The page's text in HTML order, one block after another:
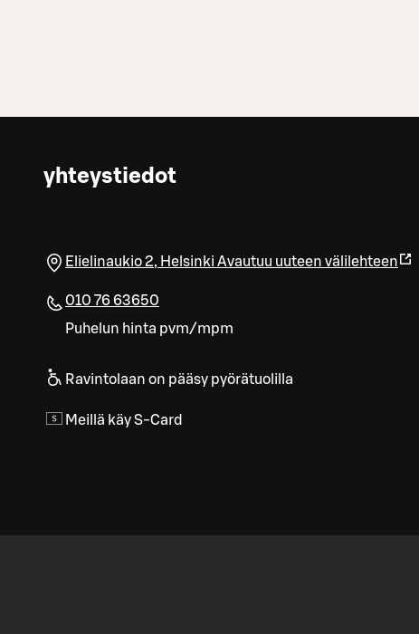
yhteystiedot
Elielinaukio 2, Helsinki Avautuu uuteen välilehteen
010 76 63650
Puhelun hinta pvm/mpm
Ravintolaan on pääsy pyörätuolilla
Meillä käy S-Card